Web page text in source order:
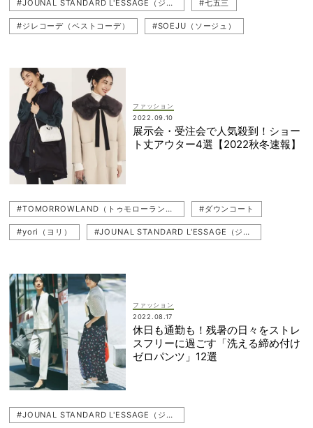
#JOUNAL STANDARD L'ESSAGE（ジャーナル スタンダード レサージュ） #七五三
#ジレコーデ（ベストコーデ） #SOEJU（ソージュ）
#通勤コーデ #近藤千尋
ファッション
2022.09.10
展示会・受注会で人気殺到！ショー
ト丈アウター4選【2022秋冬速報】
#TOMORROWLAND（トゥモローランド） #ダウンコート
#yori（ヨリ） #JOUNAL STANDARD L'ESSAGE（ジャーナル スタンダード レサージュ）
#ベスト #Mila Owen（ミラ オーウェン）
#ツイード #中間アウター #ジャケット
ファッション
2022.08.17
休日も通勤も！残暑の日々をストレ
スフリーに過ごす「洗える締め付け
ゼロパンツ」12選
#JOUNAL STANDARD L'ESSAGE（ジャーナル スタンダード レサージュ）